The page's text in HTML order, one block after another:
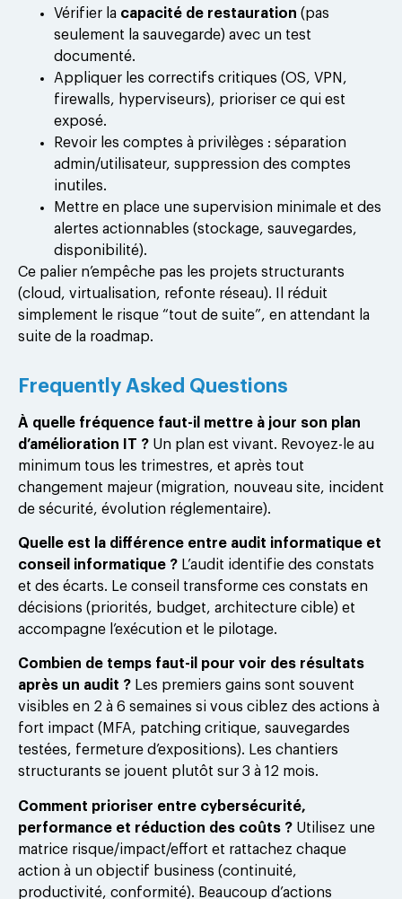
Vérifier la capacité de restauration (pas
seulement la sauvegarde) avec un test
documenté.
Appliquer les correctifs critiques (OS, VPN,
firewalls, hyperviseurs), prioriser ce qui est
exposé.
Revoir les comptes à privilèges : séparation
admin/utilisateur, suppression des comptes
inutiles.
Mettre en place une supervision minimale et des
alertes actionnables (stockage, sauvegardes,
disponibilité).
Ce palier n’empêche pas les projets structurants
(cloud, virtualisation, refonte réseau). Il réduit
simplement le risque “tout de suite”, en attendant la
suite de la roadmap.
Frequently Asked Questions
À quelle fréquence faut-il mettre à jour son plan
d’amélioration IT ? Un plan est vivant. Revoyez-le au
minimum tous les trimestres, et après tout
changement majeur (migration, nouveau site, incident
de sécurité, évolution réglementaire).
Quelle est la différence entre audit informatique et
conseil informatique ? L’audit identifie des constats
et des écarts. Le conseil transforme ces constats en
décisions (priorités, budget, architecture cible) et
accompagne l’exécution et le pilotage.
Combien de temps faut-il pour voir des résultats
après un audit ? Les premiers gains sont souvent
visibles en 2 à 6 semaines si vous ciblez des actions à
fort impact (MFA, patching critique, sauvegardes
testées, fermeture d’expositions). Les chantiers
structurants se jouent plutôt sur 3 à 12 mois.
Comment prioriser entre cybersécurité,
performance et réduction des coûts ? Utilisez une
matrice risque/impact/effort et rattachez chaque
action à un objectif business (continuité,
productivité, conformité). Beaucoup d’actions